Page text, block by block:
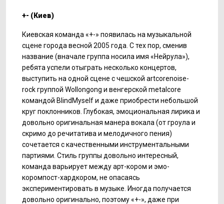
+- (Киев)
Киевская команда «+-» появилась на музыкальной
сцене города весной 2005 года. С тех пор, сменив
название (вначале группа носила имя «Нейрула»),
ребята успели отыграть несколько концертов,
выступить на одной сцене с чешской artcorenoise-
rock группой Wollongong и венгерской metalcore
командой BlindMyself и даже приобрести небольшой
круг поклонников. Глубокая, эмоциональная лирика и
довольно оригинальная манера вокала (от гроула и
скримо до речитатива и мелодичного пения)
сочетается с качественными инструментальными
партиями. Стиль группы довольно интересный,
команда варьирует между арт-кором и эмо-
коромпост-хардкором, не опасаясь
экспериментировать в музыке. Иногда получается
довольно оригинально, поэтому «+-», даже при